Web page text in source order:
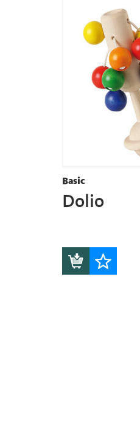
Basic
Dolio